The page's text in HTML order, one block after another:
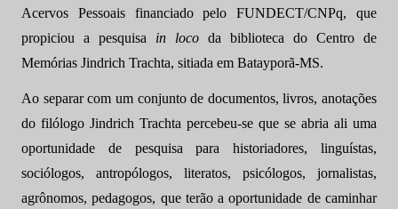
Acervos Pessoais financiado pelo FUNDECT/CNPq, que
propiciou a pesquisa in loco da biblioteca do Centro de
Memórias Jindrich Trachta, sitiada em Batayporã-MS.
Ao separar com um conjunto de documentos, livros, anotações
do filólogo Jindrich Trachta percebeu-se que se abria ali uma
oportunidade de pesquisa para historiadores, linguístas,
sociólogos, antropólogos, literatos, psicólogos, jornalistas,
agrônomos, pedagogos, que terão a oportunidade de caminhar